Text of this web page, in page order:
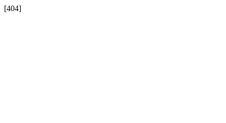
[404]